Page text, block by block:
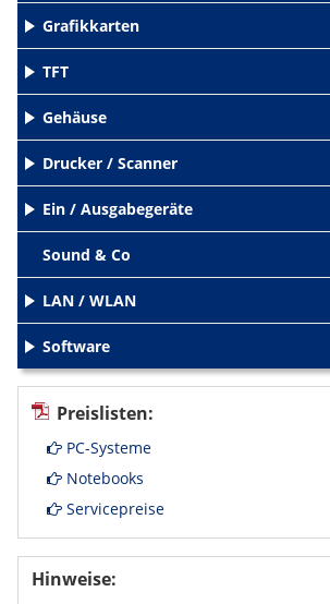
+Grafikkarten
TFT
+Gehäuse
Drucker / Scanner
Ein / Ausgabegeräte
Sound & Co
LAN / WLAN
+Software
Preislisten:
PC-Systeme
Notebooks
Servicepreise
Hinweise: